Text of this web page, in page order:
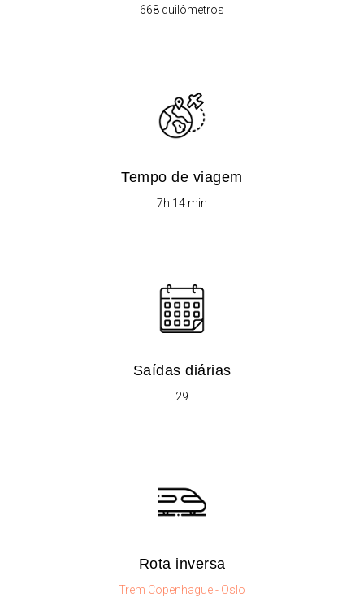
668 quilômetros
Tempo de viagem
7h 14 min
Saídas diárias​
29
Rota inversa​
Trem Copenhague - Oslo